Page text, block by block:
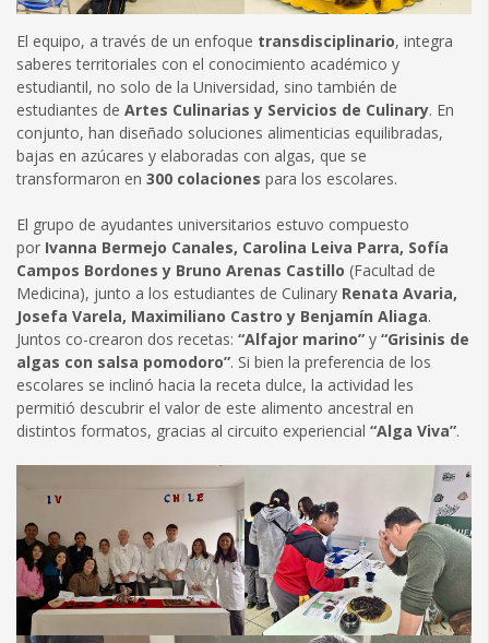
El equipo, a través de un enfoque transdisciplinario, integra
saberes territoriales con el conocimiento académico y
estudiantil, no solo de la Universidad, sino también de
estudiantes de Artes Culinarias y Servicios de Culinary. En
conjunto, han diseñado soluciones alimenticias equilibradas,
bajas en azúcares y elaboradas con algas, que se
transformaron en 300 colaciones para los escolares.
El grupo de ayudantes universitarios estuvo compuesto
por Ivanna Bermejo Canales, Carolina Leiva Parra, Sofía
Campos Bordones y Bruno Arenas Castillo (Facultad de
Medicina), junto a los estudiantes de Culinary Renata Avaria,
Josefa Varela, Maximiliano Castro y Benjamín Aliaga.
Juntos co-crearon dos recetas: “Alfajor marino” y “Grisinis de
algas con salsa pomodoro”. Si bien la preferencia de los
escolares se inclinó hacia la receta dulce, la actividad les
permitió descubrir el valor de este alimento ancestral en
distintos formatos, gracias al circuito experiencial “Alga Viva”.